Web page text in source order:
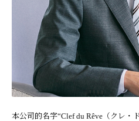
本公司的名字“Clef du Rêve（クレ・